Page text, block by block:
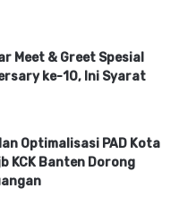
Meet & Greet Spesial
ke-10, Ini Syarat
Optimalisasi PAD Kota
KCK Banten Dorong